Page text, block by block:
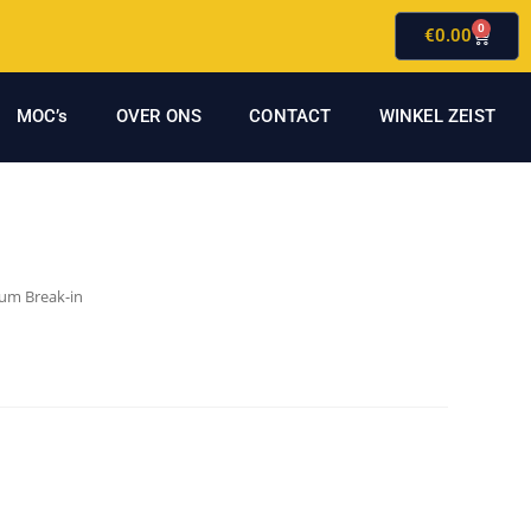
€0.00 0
MOC’s OVER ONS CONTACT WINKEL ZEIST
Break-in